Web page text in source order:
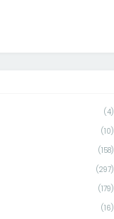
(4)
(10)
(158)
(297)
(179)
(16)